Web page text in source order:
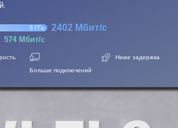
5 ГГц 2402 Мбит/с
574 Мбит/с
Больше подключений
Ниже задержка